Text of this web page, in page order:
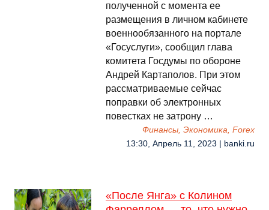
полученной с момента ее
размещения в личном кабинете
военнообязанного на портале
«Госуслуги», сообщил глава
комитета Госдумы по обороне
Андрей Картаполов. При этом
рассматриваемые сейчас
поправки об электронных
повестках не затрону …
Финансы, Экономика, Forex
13:30, Апрель 11, 2023 | banki.ru
«После Янга» с Колином